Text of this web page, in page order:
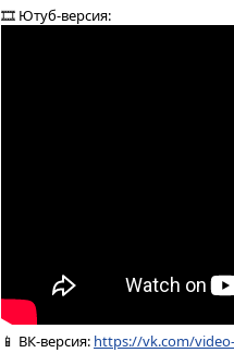
🎞 Ютуб-версия:
📱 ВК-версия: https://vk.com/video-